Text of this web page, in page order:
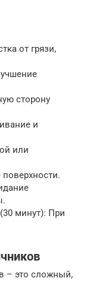
от грязи,
сторону
и
или
минут): При
– это сложный,